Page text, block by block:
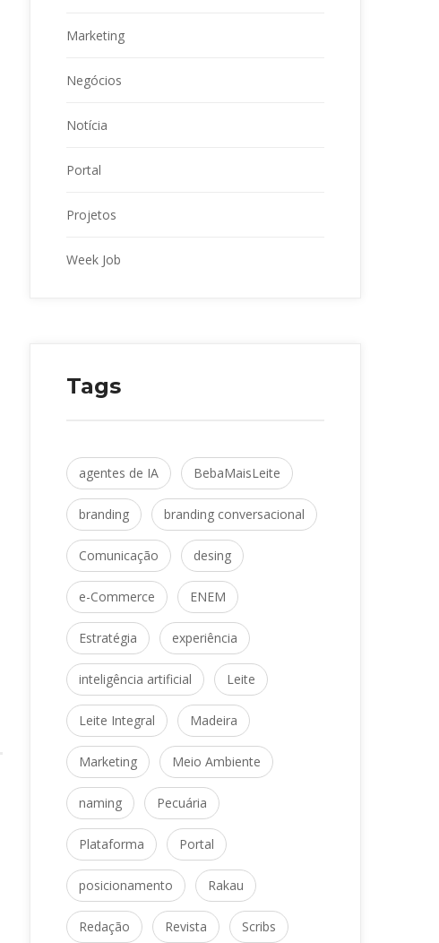
Marketing
Negócio
Notícia
Portal
Projeto
Week Job
Tag
agentes de IA BebaMaisLeite
branding branding conversacional
Comunicação desing
e-Commerce ENEM
Estratégia experiência
inteligência artificial Leite
Leite Integral Madeira
Marketing Meio Ambiente
naming Pecuária
Plataforma Portal
posicionamento Rakau
Redação Revista Scrib